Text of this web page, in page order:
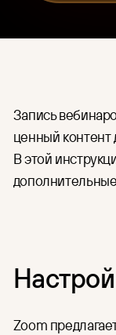
управления
аренды
трансляций
Подготовка
IT и
Запись
ценный
В этой
Zoom